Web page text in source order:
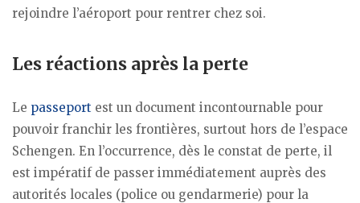
rejoindre l’aéroport pour rentrer chez soi.
Les réactions après la perte
Le passeport est un document incontournable pour
pouvoir franchir les frontières, surtout hors de l’espace
Schengen. En l’occurrence, dès le constat de perte, il
est impératif de passer immédiatement auprès des
autorités locales (police ou gendarmerie) pour la